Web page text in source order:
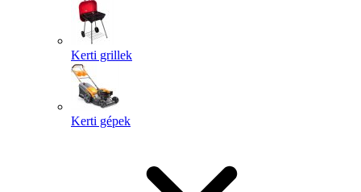
Kerti grillek
Kerti gépek